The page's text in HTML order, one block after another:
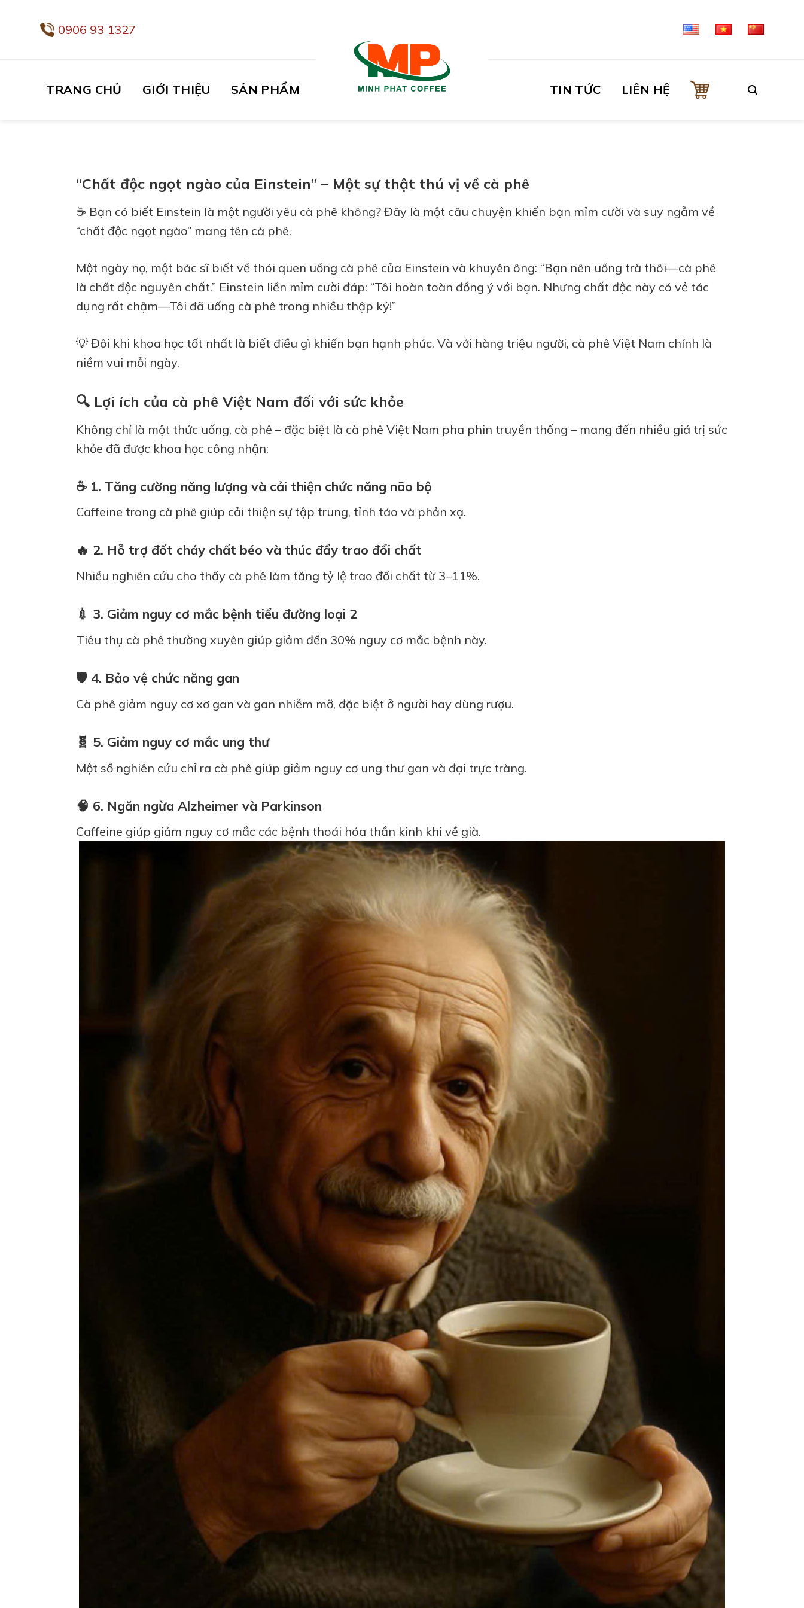
0906 93 1327
TRANG CHỦ GIỚI THIỆU SẢN PHẨM TIN TỨC LIÊN HỆ
“Chất độc ngọt ngào của Einstein” – Một sự thật thú vị về cà phê
☕️ Bạn có biết Einstein là một người yêu cà phê không? Đây là một câu chuyện khiến bạn mỉm cười và suy ngẫm về
“chất độc ngọt ngào” mang tên cà phê.
Một ngày nọ, một bác sĩ biết về thói quen uống cà phê của Einstein và khuyên ông: “Bạn nên uống trà thôi—cà phê
là chất độc nguyên chất.” Einstein liền mỉm cười đáp: “Tôi hoàn toàn đồng ý với bạn. Nhưng chất độc này có vẻ tác
dụng rất chậm—Tôi đã uống cà phê trong nhiều thập kỷ!”
💡 Đôi khi khoa học tốt nhất là biết điều gì khiến bạn hạnh phúc. Và với hàng triệu người, cà phê Việt Nam chính là
niềm vui mỗi ngày.
🔍 Lợi ích của cà phê Việt Nam đối với sức khỏe
Không chỉ là một thức uống, cà phê – đặc biệt là cà phê Việt Nam pha phin truyền thống – mang đến nhiều giá trị sức
khỏe đã được khoa học công nhận:
☕️ 1. Tăng cường năng lượng và cải thiện chức năng não bộ
Caffeine trong cà phê giúp cải thiện sự tập trung, tỉnh táo và phản xạ.
🔥 2. Hỗ trợ đốt cháy chất béo và thúc đẩy trao đổi chất
Nhiều nghiên cứu cho thấy cà phê làm tăng tỷ lệ trao đổi chất từ 3–11%.
💉 3. Giảm nguy cơ mắc bệnh tiểu đường loại 2
Tiêu thụ cà phê thường xuyên giúp giảm đến 30% nguy cơ mắc bệnh này.
🛡 4. Bảo vệ chức năng gan
Cà phê giảm nguy cơ xơ gan và gan nhiễm mỡ, đặc biệt ở người hay dùng rượu.
🧬 5. Giảm nguy cơ mắc ung thư
Một số nghiên cứu chỉ ra cà phê giúp giảm nguy cơ ung thư gan và đại trực tràng.
🧠 6. Ngăn ngừa Alzheimer và Parkinson
Caffeine giúp giảm nguy cơ mắc các bệnh thoái hóa thần kinh khi về già.